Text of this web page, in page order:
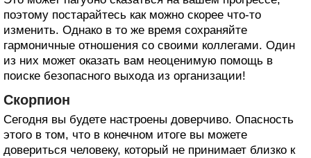
поэтому постарайтесь как можно скорее что-то
изменить. Однако в то же время сохраняйте
гармоничные отношения со своими коллегами. Один
из них может оказать вам неоценимую помощь в
поиске безопасного выхода из организации!
Скорпион
Сегодня вы будете настроены доверчиво. Опасность
этого в том, что в конечном итоге вы можете
довериться человеку, который не принимает близко к